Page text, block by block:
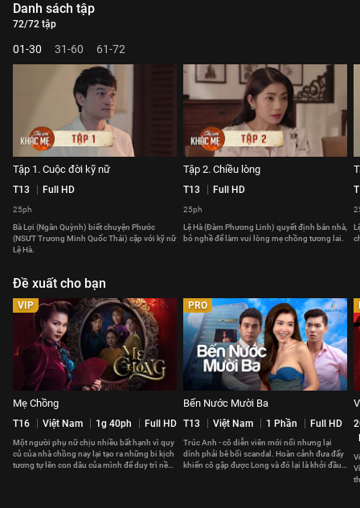
Danh sách tập
72/72 tập
01-30 31-60 61-72
Tập 1. Cuộc đời kỹ nữ
T13 Full HD
25ph
Bà Lợi (Ngân Quỳnh) biết chuyện Phước
(NSƯT Trương Minh Quốc Thái) cặp với kỹ nữ
Lệ Hà.
Tập 2. Chiều lòng
T13 Full HD
25ph
Lệ Hà (Đàm Phương Linh) quyết định bán nhà,
bỏ nghề để làm vui lòng mẹ chồng tương lai.
Đề xuất cho bạn
VIP
Mẹ Chồng
T16 Việt Nam 1g 40ph Full HD
Một người phụ nữ chịu nhiều bất hạnh vì quy
củ của nhà chồng nay lại tạo ra những bi kịch
tương tự lên con dâu của mình để duy trì nền
PRO
Bến Nước Mười Ba
T13 Việt Nam 1 Phần Full HD
Trúc Anh - cô diễn viên mới nổi nhưng lại
dính phải bê bối scandal. Hoàn cảnh đưa đẩy
khiến cô gặp được Long và đó lại là khởi đầu